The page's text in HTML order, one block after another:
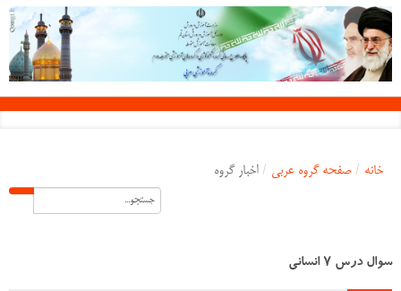
خانه / صفحه گروه عربی / اخبار گروه
سوال درس 7 انسانی